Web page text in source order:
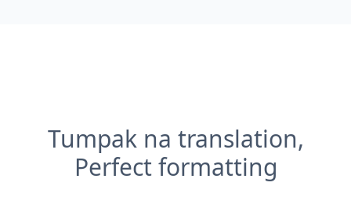
Tumpak na translation,
Perfect formatting